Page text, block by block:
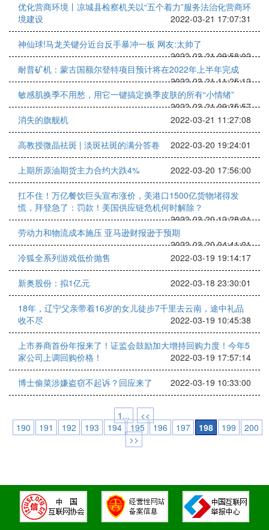
优化营商环境丨凉城县检察机关以“五个着力”服务法治化营商环
境建设
2022-03-21 17:07:31
神仙球!马龙关键分近台反手暴冲一板 网友:太帅了
2022-03-21 09:58:02
耐普矿机：蒙古国额尔登特项目预计将在2022年上半年完成
2022-03-21 11:25:12
敏感肌换季不用愁，用它一键搞定换季皮肤的所有“小情绪”
2022-03-21 09:35:57
消失的旗舰机
2022-03-21 11:27:08
高教授微晶祛斑 | 淡斑祛斑的满分答卷 2022-03-20 19:24:01
上期所原油期货主力合约大跌4% 2022-03-20 17:56:00
扛不住！万亿餐饮巨头宣布涨价，美港口1500亿货物堵得发
慌，拜登急了：罚款！美国供应链危机何时解除？
2022-03-20 12:28:01
劳动力和物流成本施压 亚马逊财报逊于预期
2022-03-20 04:41:01
冷狐全系列游戏低价抛售
2022-03-19 19:14:17
新奥股份：拟1亿元 2022-03-18 23:30:01
18年，辽宁父亲带着16岁的女儿徒步7千里去云南，途中礼品
收不尽
2022-03-19 10:45:38
上市券商首份年报来了！证监会鼓励加大增持回购力度！今年5
家公司上调回购价格！
2022-03-19 17:57:14
博士偷菜涉嫌盗窃不起诉？回应来了 2022-03-19 10:33:00
1...
<<
190
191 192 193 194 195 196 197 198 199
200
>>